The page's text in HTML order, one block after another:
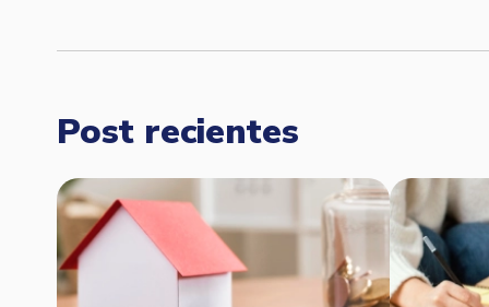
Post recientes